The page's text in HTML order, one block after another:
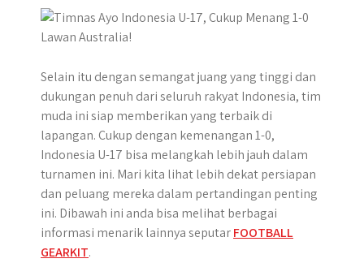
p
p
k
e
r
a
m
Selain itu dengan semangat juang yang tinggi dan
dukungan penuh dari seluruh rakyat Indonesia, tim
muda ini siap memberikan yang terbaik di
lapangan. Cukup dengan kemenangan 1-0,
Indonesia U-17 bisa melangkah lebih jauh dalam
turnamen ini. Mari kita lihat lebih dekat persiapan
dan peluang mereka dalam pertandingan penting
ini. Dibawah ini anda bisa melihat berbagai
informasi menarik lainnya seputarFOOTBALL
GEARKIT.